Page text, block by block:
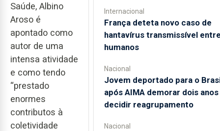
Saúde, Albino
Aroso é
apontado como
autor de uma
intensa atividade
e como tendo
“prestado
enormes
contributos à
coletividade
Internacional
França deteta novo caso de
hantavírus transmissível
humanos
Nacional
Jovem deportado para o
após AIMA demorar dois anos
decidir reagrupamento
Nacional